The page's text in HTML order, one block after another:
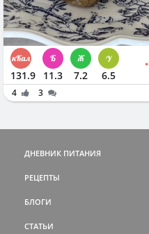
131.9 11.3 7.2 6.5
4 3
ДНЕВНИК ПИТАНИЯ
РЕЦЕПТЫ
БЛОГИ
СТАТЬИ